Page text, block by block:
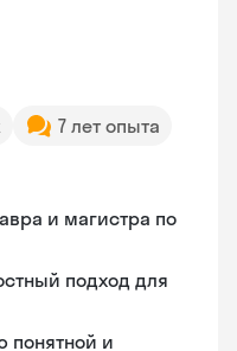
7 лет опыта
и магистра по
подход для
понятной и